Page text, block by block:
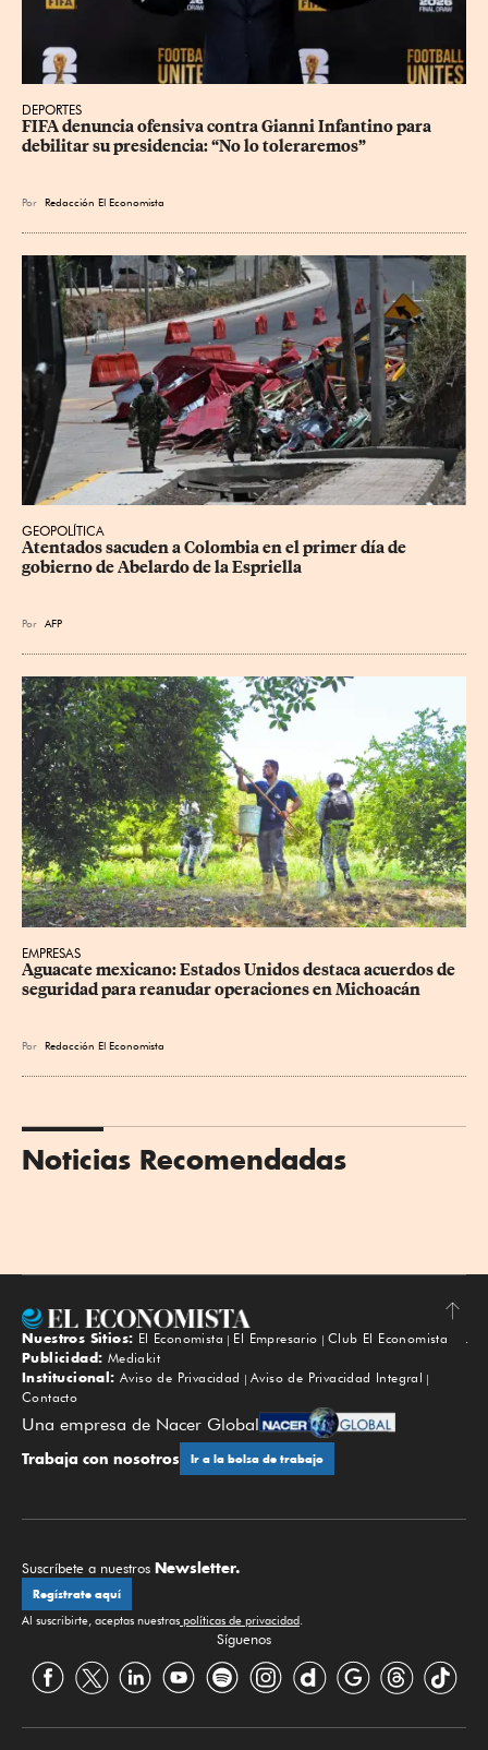
DEPORTES
FIFA denuncia ofensiva contra Gianni Infantino para
debilitar su presidencia: “No lo toleraremos”
Por Redacción El Economista
GEOPOLÍTICA
Atentados sacuden a Colombia en el primer día de
gobierno de Abelardo de la Espriella
Por AFP
EMPRESAS
Aguacate mexicano: Estados Unidos destaca acuerdos de
seguridad para reanudar operaciones en Michoacán
Por Redacción El Economista
Noticias Recomendadas
Subir
Nuestros Sitios: El Economista El Empresario
Club El Economista
Publicidad: Mediakit
Institucional: Aviso de Privacidad
Aviso de Privacidad Integral
Contacto
Una empresa de Nacer Global
Trabaja con nosotros Ir a la bolsa de trabajo
Suscríbete a nuestros Newsletter.
Regístrate aquí
Al suscribirte, aceptas nuestras políticas de privacidad
Síguenos